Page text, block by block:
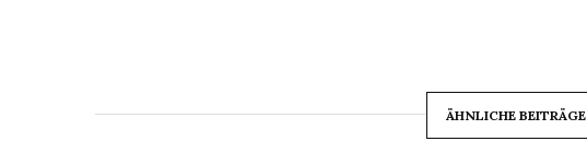
ÄHNLICHE BEITRÄGE